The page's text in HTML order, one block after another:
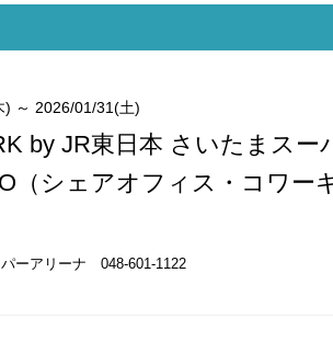
) ～ 2026/01/31(土)
by JR東日本 さいたまスー
（シェアオフィス・コワー
ーアリーナ 048-601-1122